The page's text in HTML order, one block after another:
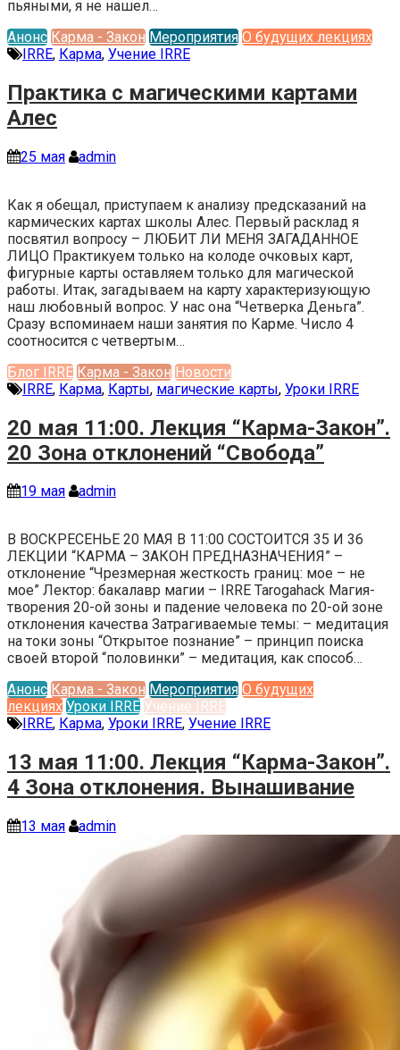
пьяными, я не нaшел…
Анонс Карма - Закон Мероприятия О будущих лекциях
IRRE, Карма, Учение IRRE
Практика с магическими картами
Алес
25 мая admin
Как я обещал, приступаем к анализу предсказаний на
кармических картах школы Алес. Первый расклад я
посвятил вопросу – ЛЮБИТ ЛИ МЕНЯ ЗАГАДАННОЕ
ЛИЦО Практикуем только на колоде очковых карт,
фигурные карты оставляем только для магической
работы. Итак, загадываем на карту характеризующую
наш любовный вопрос. У нас она “Четверка Деньга”.
Сразу вспоминаем наши занятия по Карме. Число 4
соотносится с четвертым…
Блог IRRE Карма - Закон Новости
IRRE, Карма, Карты, магические карты, Уроки IRRE
20 мая 11:00. Лекция “Карма-Закон”.
20 Зона отклонений “Свобода”
19 мая admin
В ВОСКРЕСЕНЬЕ 20 МАЯ В 11:00 СОСТОИТСЯ 35 И 36
ЛЕКЦИИ “КАРМА – ЗАКОН ПРЕДНАЗНАЧЕНИЯ” –
отклонение “Чрезмерная жесткость границ: мое – не
мое” Лектор: бакалавр магии – IRRE Tarogahack Магия-
творения 20-ой зоны и падение человека по 20-ой зоне
отклонения качества Затрагиваемые темы: – медитация
на токи зоны “Открытое познание” – принцип поиска
своей второй “половинки” – медитация, как способ…
Анонс Карма - Закон Мероприятия О будущих
лекциях Уроки IRRE Учение IRRE
IRRE, Карма, Уроки IRRE, Учение IRRE
13 мая 11:00. Лекция “Карма-Закон”.
4 Зона отклонения. Вынашивание
13 мая admin